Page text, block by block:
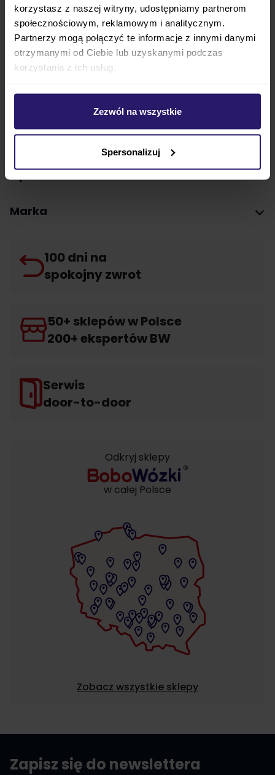
korzystasz z naszej witryny, udostępniamy partnerom
społecznościowym, reklamowym i analitycznym.
Partnerzy mogą połączyć te informacje z innymi danymi
otrzymanymi od Ciebie lub uzyskanymi podczas
korzystania z ich usług.
Zezwól na wszystkie
Spersonalizuj
deszczem, śniegiem i wiatrem, Pokrowiec
skutecznie osłoni dziecko przed tymi czynnikami
zewnętrznymi,aby nic nie zakłóciło jego snu i
odpoczynku. Folia jest odpowiednia dla modeli
Cybex Cloud Z2, Aton M i-Size, Aton 5
FAQ
Opinie
Marka
100 dni na
spokojny zwrot
50+ sklepów w Polsce
200+ ekspertów BW
Serwis
door-to-door
Odkryj sklepy
w całej Polsce
Zobacz wszystkie sklepy
Zapisz się do newslettera